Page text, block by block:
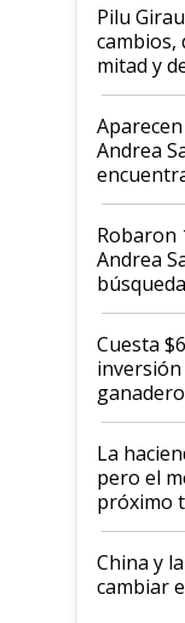
Pilu
cambios,
mitad y
ser
mandato
nacional"
Andrea
cómo
Robaron
Andrea
toca a
Cuesta
histórico
La
pero el
próximo
China y
cambiar